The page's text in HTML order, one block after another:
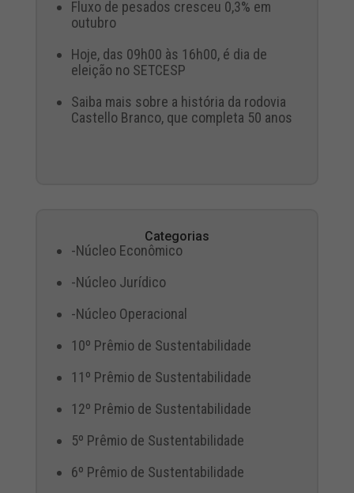
Fluxo de pesados cresceu 0,3% em
outubro
Hoje, das 09h00 às 16h00, é dia de
eleição no SETCESP
Saiba mais sobre a história da rodovia
Castello Branco, que completa 50 anos
Categorias
-Núcleo Econômico
-Núcleo Jurídico
-Núcleo Operacional
10º Prêmio de Sustentabilidade
11º Prêmio de Sustentabilidade
12º Prêmio de Sustentabilidade
5º Prêmio de Sustentabilidade
6º Prêmio de Sustentabilidade